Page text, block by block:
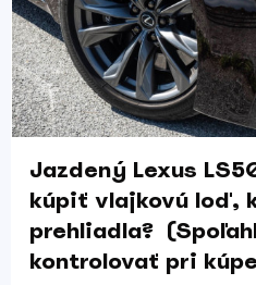
Jazdený Lexus
kúpiť vlajkovú loď,
prehliadla?
kontrolovať pri